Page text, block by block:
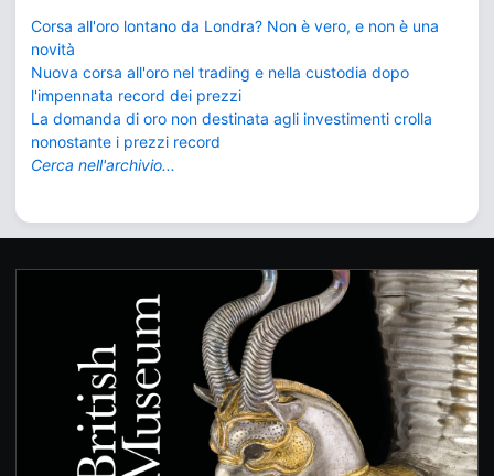
Corsa all'oro lontano da Londra? Non è vero, e non è una
novità
Nuova corsa all'oro nel trading e nella custodia dopo
l'impennata record dei prezzi
La domanda di oro non destinata agli investimenti crolla
nonostante i prezzi record
Cerca nell'archivio...